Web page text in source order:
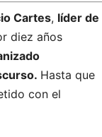
Cartes, líder de
diez años
Hasta que
con el